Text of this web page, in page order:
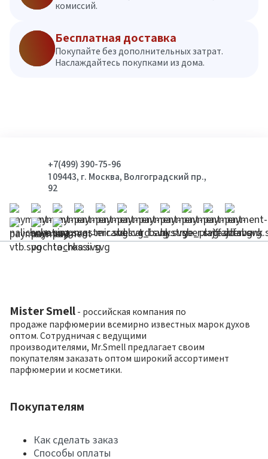
комиссий.
Бесплатная доставка
Покупайте без дополнительных затрат.
Наслаждайтесь покупками из дома.
+7(499) 390-75-96
109443, г. Москва, Волгоградский пр.,
92
Mister Smell - российская компания по
продаже парфюмерии всемирно известных марок духов
оптом. Сотрудничая с ведущими
производителями, Mr.Smell предлагает своим
покупателям заказать оптом широкий ассортимент
парфюмерии и косметики.
Покупателям
Как сделать заказ
Способы оплаты